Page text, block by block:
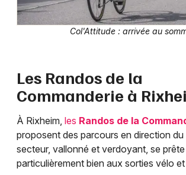
Col'Attitude : arrivée au
Les Randos de la
Commanderie à
À Rixheim, les Randos de la
proposent des parcours en direction du
secteur, vallonné et verdoyant, se prête
particulièrement bien aux sorties vélo